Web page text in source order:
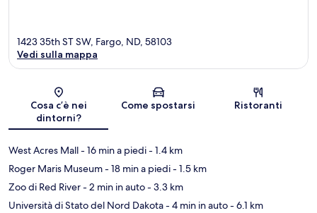
Mappa
1423 35th ST SW, Fargo, ND, 58103
Vedi sulla mappa
Cosa c’è nei
dintorni?
Come spostarsi Ristoranti
West Acres Mall- 16 min a piedi- 1.4 km
Roger Maris Museum- 18 min a piedi- 1.5 km
Zoo di Red River- 2 min in auto- 3.3 km
Università di Stato del Nord Dakota- 4 min in auto- 6.1 km